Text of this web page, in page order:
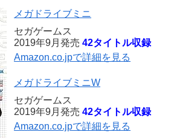
メガドライブミニ
セガゲームス
2019年9月発売 42タイトル収録
Amazon.co.jpで詳細を見る
メガドライブミニW
セガゲームス
2019年9月発売 42タイトル収録
Amazon.co.jpで詳細を見る